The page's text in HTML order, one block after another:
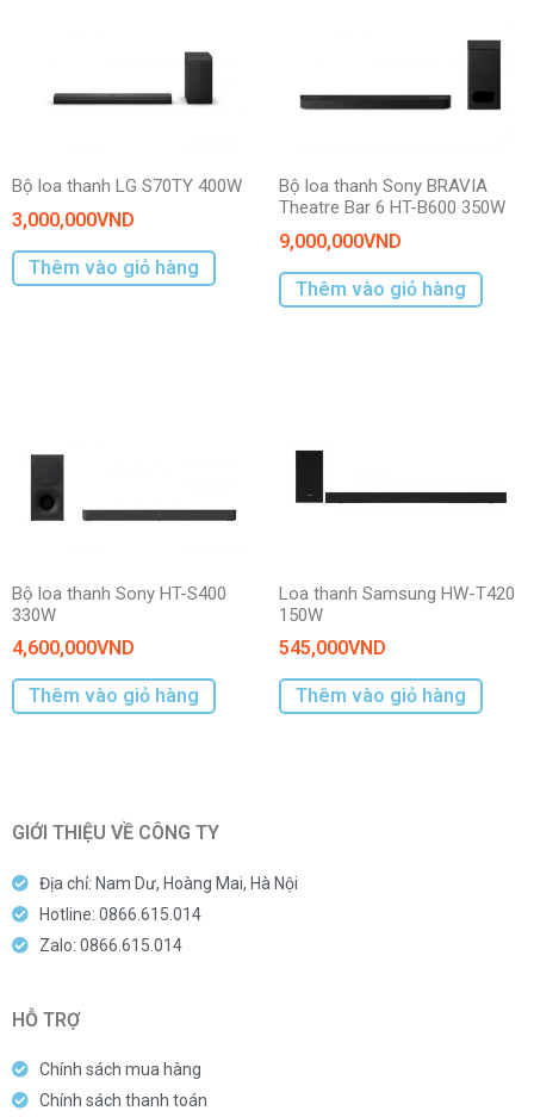
Bộ loa thanh LG S70TY 400W
3,000,000VND
Thêm vào giỏ hàng
Bộ loa thanh Sony BRAVIA
Theatre Bar 6 HT-B600 350W
9,000,000VND
Thêm vào giỏ hàng
Bộ loa thanh Sony HT-S400
330W
4,600,000VND
Thêm vào giỏ hàng
Loa thanh Samsung HW-T420
150W
545,000VND
Thêm vào giỏ hàng
GIỚI THIỆU VỀ CÔNG TY
Địa chỉ: Nam Dư, Hoàng Mai, Hà Nội
Hotline: 0866.615.014
Zalo: 0866.615.014
HỖ TRỢ
Chính sách mua hàng
Chính sách thanh toán